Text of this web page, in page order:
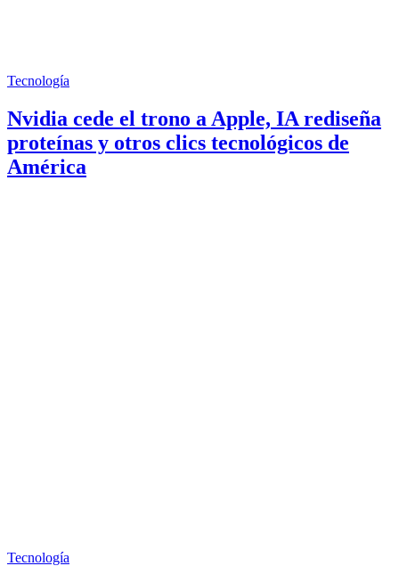
Tecnología
Nvidia cede el trono a Apple, IA rediseña
proteínas y otros clics tecnológicos de
América
Tecnología